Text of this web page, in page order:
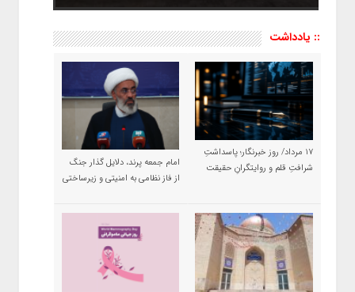
:: یادداشت
۱۷ مرداد/ روز خبرنگار؛ پاسداشتِ
شرافتِ قلم و روایتگرانِ حقیقت
امام جمعه پرند، دلایل گذار جنگ
از فاز نظامی به امنیتی و زیرساختی